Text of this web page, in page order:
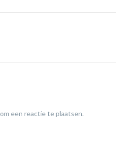
om een reactie te plaatsen.